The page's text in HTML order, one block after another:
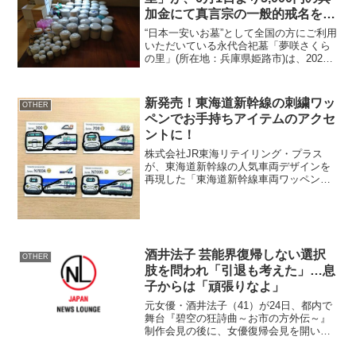
加金にて真言宗の一般的戒名を授
与
“日本一安いお墓”として全国の方にご利用
いただいている永代合祀墓「夢咲さくら
の里」(所在地：兵庫県姫路市)は、2024
○○○○信女(女性の場合)の戒名を5,000...
OTHER
新発売！東海道新幹線の刺繍ワッ
ペンでお手持ちアイテムのアクセ
ントに！
株式会社JR東海リテイリング・プラス
が、東海道新幹線の人気車両デザインを
再現した「東海道新幹線車両ワッペン」
OTHER
酒井法子 芸能界復帰しない選択
肢を問われ「引退も考えた」…息
子からは「頑張りなよ」
元女優・酒井法子（41）が24日、都内で
舞台『碧空の狂詩曲～お市の方外伝～』
制作会見の後に、女優復帰会見を開い